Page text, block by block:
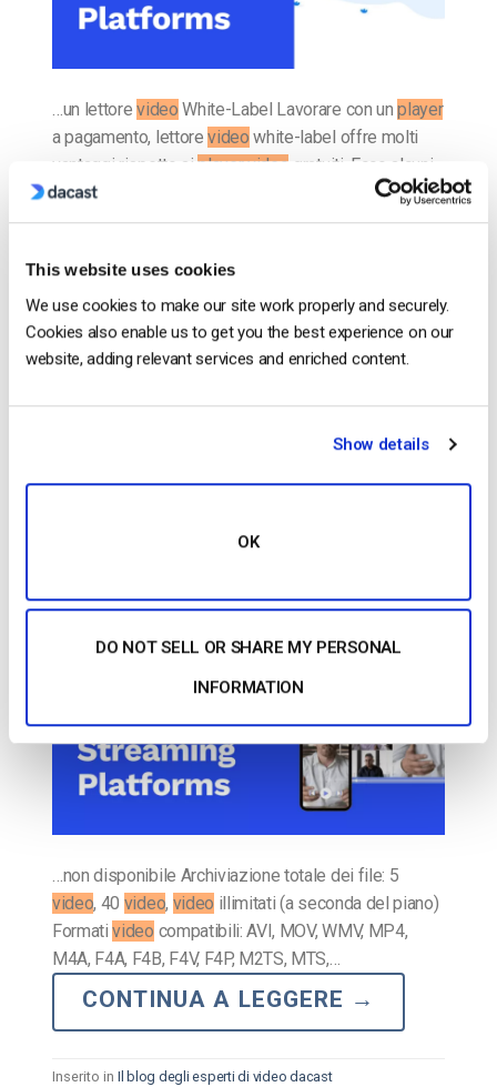
This website uses cookies
We use cookies to make our site work properly and securely.
Cookies also enable us to get you the best experience on our
website, adding relevant services and enriched content.
Show details
OK
DO NOT SELL OR SHARE MY PERSONAL
INFORMATION
…un lettorevideo White-Label Lavorare con unplayer
a pagamento, lettorevideo white-label offre molti
vantaggi rispetto aiplayer video gratuiti. Ecco alcuni
dei vantaggi più significativi di lavorare con…
Inserito inIl blog degli esperti di video dacast
Il blog degli esperti di video
Confronto tra le 25 migliori piattaforme
…non disponibile Archiviazione totale dei file: 5
video, 40 video, video illimitati (a seconda del piano)
Formativideo compatibili: AVI, MOV, WMV, MP4,
M4A, F4A, F4B, F4V, F4P, M2TS, MTS,…
CONTINUA A LEGGERE →
Inserito in Il blog degli esperti di video dacast